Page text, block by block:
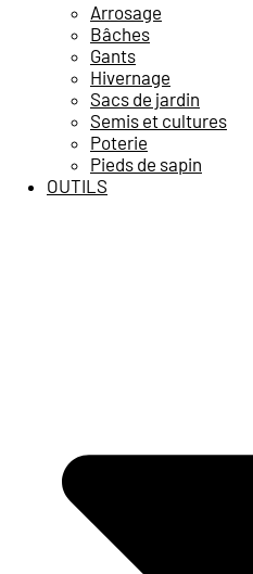
Arrosage
Bâches
Gants
Hivernage
Sacs de jardin
Semis et cultures
Poterie
Pieds de sapin
OUTILS